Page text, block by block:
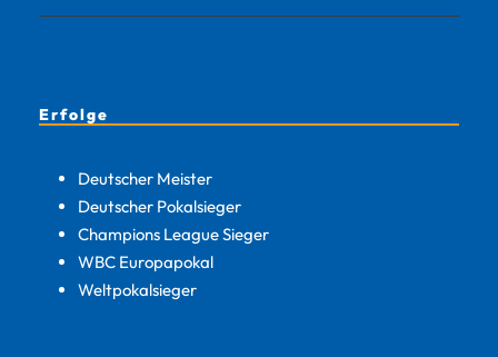
Erfolge
Deutscher Meister
Deutscher Pokalsieger
Champions League Sieger
WBC Europapokal
Weltpokalsieger